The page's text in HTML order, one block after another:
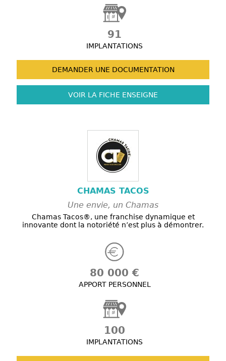
91
IMPLANTATIONS
DEMANDER UNE DOCUMENTATION
VOIR LA FICHE ENSEIGNE
CHAMAS TACOS
Une envie, un Chamas
Chamas Tacos®️, une franchise dynamique et
innovante dont la notoriété n’est plus à démontrer.
80 000 €
APPORT PERSONNEL
100
IMPLANTATIONS